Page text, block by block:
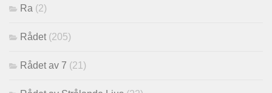
Ra (2)
Rådet (205)
Rådet av 7 (21)